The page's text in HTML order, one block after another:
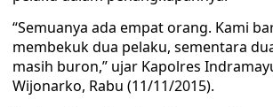
“Semuanya ada empat orang. Kami
membekuk dua pelaku, sementara
masih buron,” ujar Kapolres
Wijonarko, Rabu (11/11/2015).